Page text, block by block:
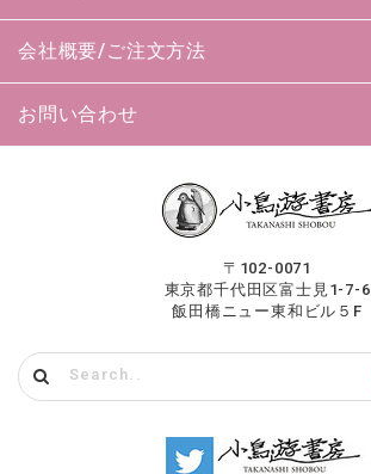
会社概要/ご注文方法
お問い合わせ
〒102-0071
東京都千代田区富士見1-7-6
飯田橋ニュー東和ビル５F